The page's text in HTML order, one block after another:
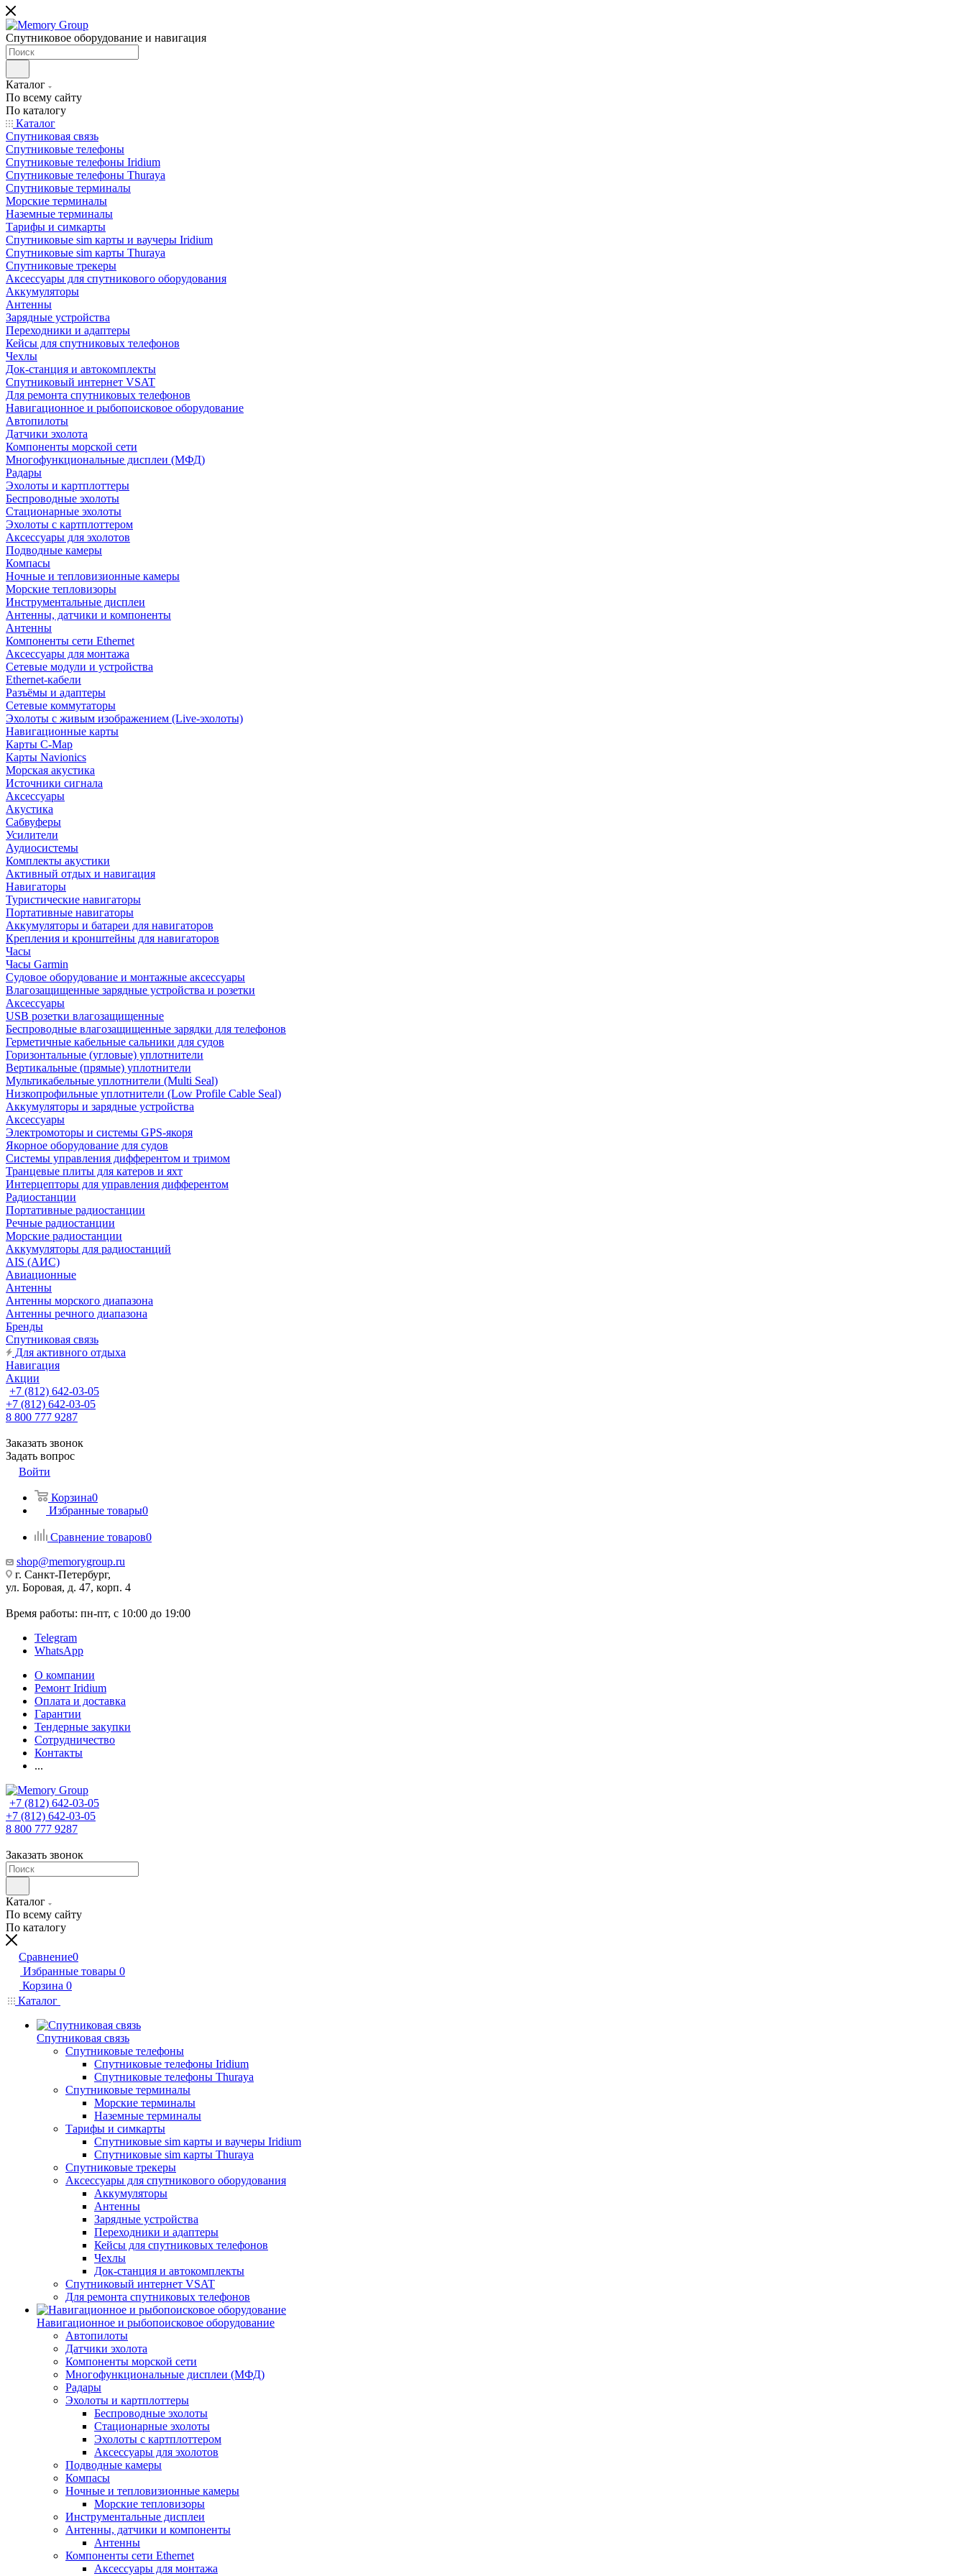
Спутниковое оборудование и навигация
Каталог
По всему сайту
По каталогу
Каталог
Спутниковая связь
Спутниковые телефоны
Спутниковые телефоны Iridium
Спутниковые телефоны Thuraya
Спутниковые терминалы
Морские терминалы
Наземные терминалы
Тарифы и симкарты
Спутниковые sim карты и ваучеры Iridium
Спутниковые sim карты Thuraya
Спутниковые трекеры
Аксессуары для спутникового оборудования
Аккумуляторы
Антенны
Зарядные устройства
Переходники и адаптеры
Кейсы для спутниковых телефонов
Чехлы
Док-станция и автокомплекты
Спутниковый интернет VSAT
Для ремонта спутниковых телефонов
Навигационное и рыбопоисковое оборудование
Автопилоты
Датчики эхолота
Компоненты морской сети
Многофункциональные дисплеи (МФД)
Радары
Эхолоты и картплоттеры
Беспроводные эхолоты
Стационарные эхолоты
Эхолоты с картплоттером
Аксессуары для эхолотов
Подводные камеры
Компасы
Ночные и тепловизионные камеры
Морские тепловизоры
Инструментальные дисплеи
Антенны, датчики и компоненты
Антенны
Компоненты сети Ethernet
Аксессуары для монтажа
Сетевые модули и устройства
Ethernet-кабели
Разъёмы и адаптеры
Сетевые коммутаторы
Эхолоты с живым изображением (Live-эхолоты)
Навигационные карты
Карты C-Map
Карты Navionics
Морская акустика
Источники сигнала
Аксессуары
Акустика
Сабвуферы
Усилители
Аудиосистемы
Комплекты акустики
Активный отдых и навигация
Навигаторы
Туристические навигаторы
Портативные навигаторы
Аккумуляторы и батареи для навигаторов
Крепления и кронштейны для навигаторов
Часы
Часы Garmin
Судовое оборудование и монтажные аксессуары
Влагозащищенные зарядные устройства и розетки
Аксессуары
USB розетки влагозащищенные
Беспроводные влагозащищенные зарядки для телефонов
Герметичные кабельные сальники для судов
Горизонтальные (угловые) уплотнители
Вертикальные (прямые) уплотнители
Мультикабельные уплотнители (Multi Seal)
Низкопрофильные уплотнители (Low Profile Cable Seal)
Аккумуляторы и зарядные устройства
Аксессуары
Электромоторы и системы GPS-якоря
Якорное оборудование для судов
Системы управления дифферентом и тримом
Транцевые плиты для катеров и яхт
Интерцепторы для управления дифферентом
Радиостанции
Портативные радиостанции
Речные радиостанции
Морские радиостанции
Аккумуляторы для радиостанций
AIS (АИС)
Авиационные
Антенны
Антенны морского диапазона
Антенны речного диапазона
Бренды
Спутниковая связь
Для активного отдыха
Навигация
Акции
+7 (812) 642-03-05
+7 (812) 642-03-05
8 800 777 9287
Заказать звонок
Задать вопрос
Войти
Корзина0
Избранные товары0
Сравнение товаров0
shop@memorygroup.ru
г. Санкт-Петербург,
ул. Боровая, д. 47, корп. 4
Время работы: пн-пт, с 10:00 до 19:00
Telegram
WhatsApp
О компании
Ремонт Iridium
Оплата и доставка
Гарантии
Тендерные закупки
Сотрудничество
Контакты
...
+7 (812) 642-03-05
+7 (812) 642-03-05
8 800 777 9287
Заказать звонок
Каталог
По всему сайту
По каталогу
Сравнение0
Избранные товары 0
Корзина 0
Каталог
Спутниковая связь
Спутниковые телефоны
Спутниковые телефоны Iridium
Спутниковые телефоны Thuraya
Спутниковые терминалы
Морские терминалы
Наземные терминалы
Тарифы и симкарты
Спутниковые sim карты и ваучеры Iridium
Спутниковые sim карты Thuraya
Спутниковые трекеры
Аксессуары для спутникового оборудования
Аккумуляторы
Антенны
Зарядные устройства
Переходники и адаптеры
Кейсы для спутниковых телефонов
Чехлы
Док-станция и автокомплекты
Спутниковый интернет VSAT
Для ремонта спутниковых телефонов
Навигационное и рыбопоисковое оборудование
Автопилоты
Датчики эхолота
Компоненты морской сети
Многофункциональные дисплеи (МФД)
Радары
Эхолоты и картплоттеры
Беспроводные эхолоты
Стационарные эхолоты
Эхолоты с картплоттером
Аксессуары для эхолотов
Подводные камеры
Компасы
Ночные и тепловизионные камеры
Морские тепловизоры
Инструментальные дисплеи
Антенны, датчики и компоненты
Антенны
Компоненты сети Ethernet
Аксессуары для монтажа